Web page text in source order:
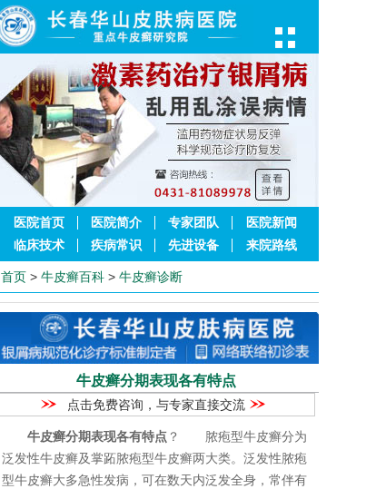
医院首页 医院简介 专家团队
医院新闻
临床技术
疾病常识 先进设备 来院路线
首页 > 牛皮癣百科 > 牛皮癣诊断
牛皮癣分期表现各有特点
点击免费咨询，与专家直接交流
牛皮癣分期表现各有特点 ？ 脓疱型牛皮癣分为
泛发性牛皮癣及掌跖脓疱型牛皮癣两大类。泛发性脓疱
型牛皮癣大多急性发病，可在数天内泛发全身，常伴有